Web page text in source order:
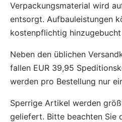
Verpackungsmaterial wird
entsorgt. Aufbauleistungen
kostenpflichtig
Neben den üblichen
fallen EUR 39,95
werden pro Bestellung nur
Sperrige Artikel werden
geliefert. Bitte beachten Sie